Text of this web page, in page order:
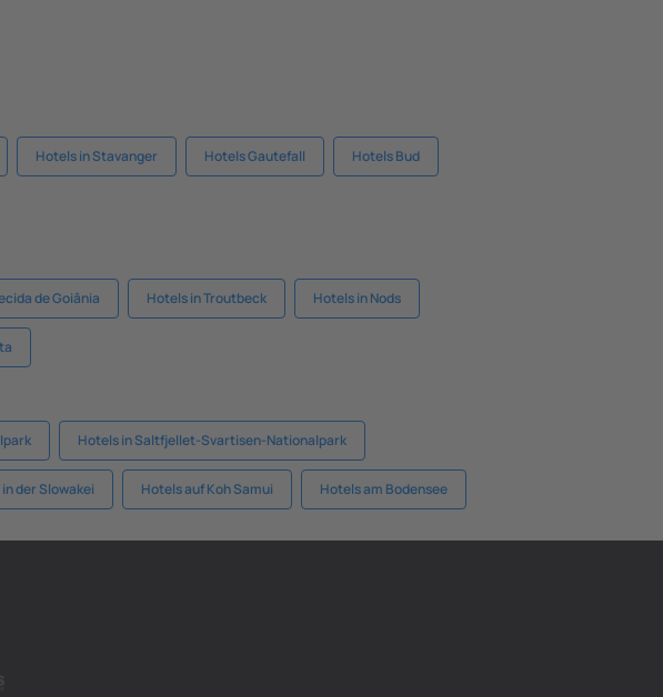
Hotels in Stavanger Hotels Gautefall Hotels Bud
de Goiânia Hotels in Troutbeck Hotels in Nods
Hotels in Saltfjellet-Svartisen-Nationalpark
der Slowakei Hotels auf Koh Samui Hotels am Bodensee